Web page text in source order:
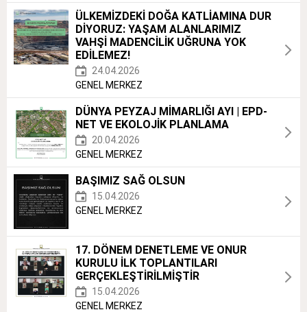
ÜLKEMİZDEKİ DOĞA KATLİAMINA DUR
DİYORUZ: YAŞAM ALANLARIMIZ
VAHŞİ MADENCİLİK UĞRUNA YOK
EDİLEMEZ!
24.04.2026
GENEL MERKEZ
DÜNYA PEYZAJ MİMARLIĞI AYI | EPD-
NET VE EKOLOJİK PLANLAMA
20.04.2026
GENEL MERKEZ
BAŞIMIZ SAĞ OLSUN
15.04.2026
GENEL MERKEZ
17. DÖNEM DENETLEME VE ONUR
KURULU İLK TOPLANTILARI
GERÇEKLEŞTİRİLMİŞTİR
15.04.2026
GENEL MERKEZ